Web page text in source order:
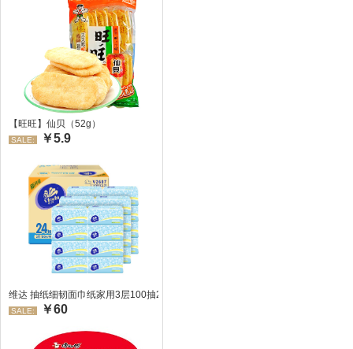
【旺旺】仙贝（52g）
SALE: ￥5.9
维达 抽纸细韧面巾纸家用3层100抽24包/箱 超值装 偏远地区不发货偏远地区:(含
SALE: ￥60